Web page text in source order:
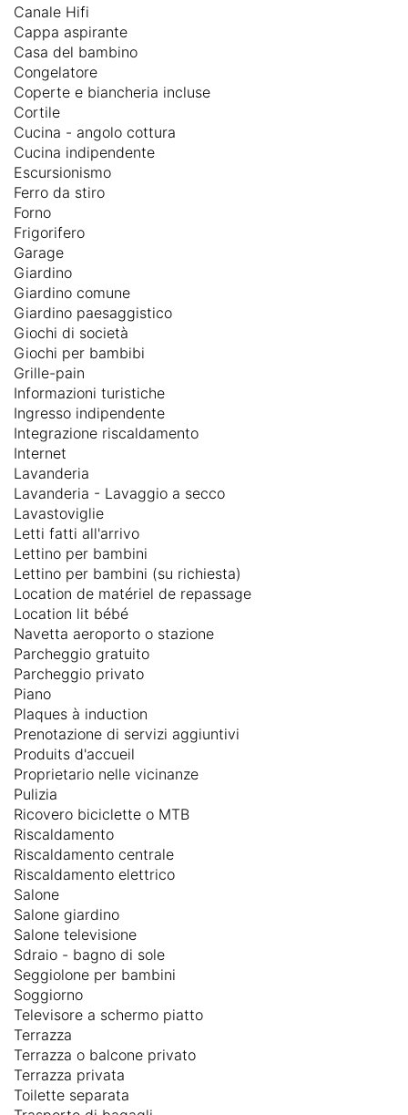
Canale Hifi
Cappa aspirante
Casa del bambino
Congelatore
Coperte e biancheria incluse
Cortile
Cucina - angolo cottura
Cucina indipendente
Escursionismo
Ferro da stiro
Forno
Frigorifero
Garage
Giardino
Giardino comune
Giardino paesaggistico
Giochi di società
Giochi per bambibi
Grille-pain
Informazioni turistiche
Ingresso indipendente
Integrazione riscaldamento
Internet
Lavanderia
Lavanderia - Lavaggio a secco
Lavastoviglie
Letti fatti all'arrivo
Lettino per bambini
Lettino per bambini (su richiesta)
Location de matériel de repassage
Location lit bébé
Navetta aeroporto o stazione
Parcheggio gratuito
Parcheggio privato
Piano
Plaques à induction
Prenotazione di servizi aggiuntivi
Produits d'accueil
Proprietario nelle vicinanze
Pulizia
Ricovero biciclette o MTB
Riscaldamento
Riscaldamento centrale
Riscaldamento elettrico
Salone
Salone giardino
Salone televisione
Sdraio - bagno di sole
Seggiolone per bambini
Soggiorno
Televisore a schermo piatto
Terrazza
Terrazza o balcone privato
Terrazza privata
Toilette separata